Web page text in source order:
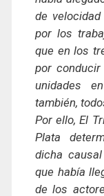
de
por los
que en los
por
unidades
también,
Por ello, El
Plata
dicha
que había
de los